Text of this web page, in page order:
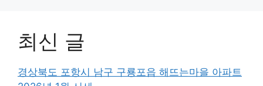
최신 글
경상북도 포항시 남구 구룡포읍 해뜨는마을 아파트